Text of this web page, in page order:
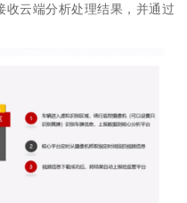
收云端分析处理结果，并通过